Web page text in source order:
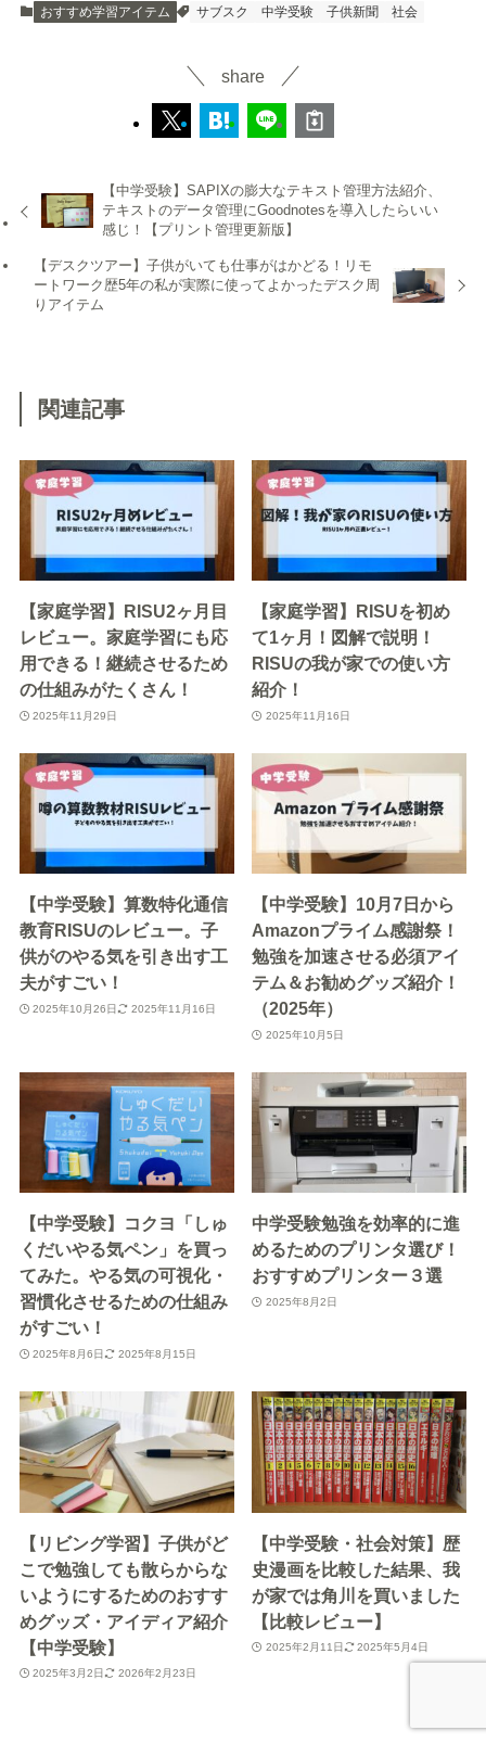
おすすめ学習アイテム サブスク 中学受験 子供新聞 社会
share
【中学受験】SAPIXの膨大なテキスト管理方法紹介、
テキストのデータ管理にGoodnotesを導入したらいい
感じ！【プリント管理更新版】
【デスクツアー】子供がいても仕事がはかどる！リモ
ートワーク歴5年の私が実際に使ってよかったデスク周
りアイテム
関連記事
【家庭学習】RISU2ヶ月目
レビュー。家庭学習にも応
用できる！継続させるため
の仕組みがたくさん！
2025年11月29日
【家庭学習】RISUを初め
て1ヶ月！図解で説明！
RISUの我が家での使い方
紹介！
2025年11月16日
【中学受験】算数特化通信
教育RISUのレビュー。子
供がのやる気を引き出す工
夫がすごい！
2025年10月26日 2025年11月16日
【中学受験】10月7日から
Amazonプライム感謝祭！
勉強を加速させる必須アイ
テム＆お勧めグッズ紹介！
（2025年）
2025年10月5日
【中学受験】コクヨ「しゅ
くだいやる気ペン」を買っ
てみた。やる気の可視化・
習慣化させるための仕組み
がすごい！
2025年8月6日 2025年8月15日
中学受験勉強を効率的に進
めるためのプリンタ選び！
おすすめプリンター３選
2025年8月2日
【リビング学習】子供がど
こで勉強しても散らからな
いようにするためのおすす
めグッズ・アイディア紹介
【中学受験】
2025年3月2日 2026年2月23日
【中学受験・社会対策】歴
史漫画を比較した結果、我
が家では角川を買いました
【比較レビュー】
2025年2月11日 2025年5月4日